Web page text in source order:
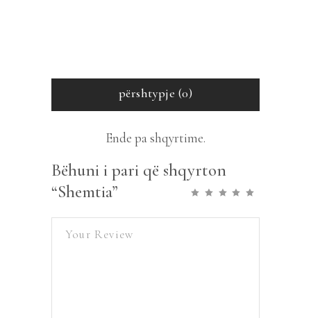
përshtypje (0)
Ende pa shqyrtime.
Bëhuni i pari që shqyrton
“Shemtia”